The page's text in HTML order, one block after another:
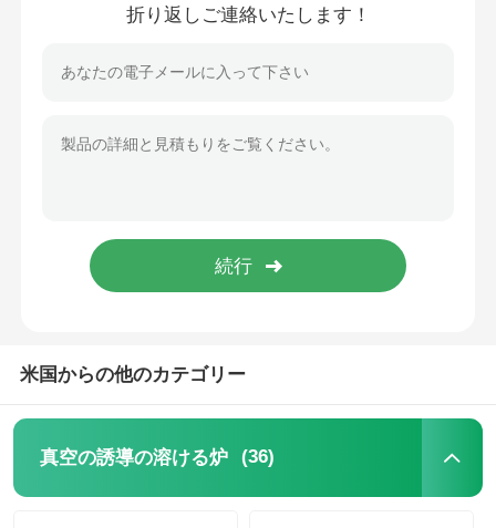
折り返しご連絡いたします！
米国からの他のカテゴリー
真空の誘導の溶ける炉 (36)